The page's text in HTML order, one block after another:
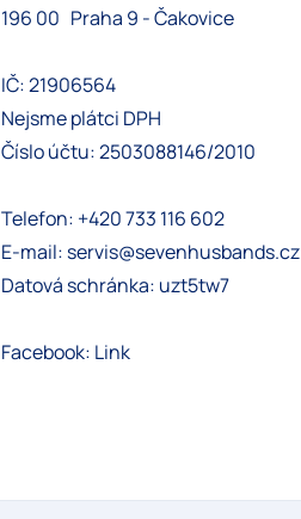
196 00 Praha 9 - Čakovice
IČ: 21906564
Nejsme plátci DPH
Číslo účtu: 2503088146/2010
Telefon: +420 733 116 602
E-mail: servis@sevenhusbands.cz
Datová schránka: uzt5tw7
Facebook: Link